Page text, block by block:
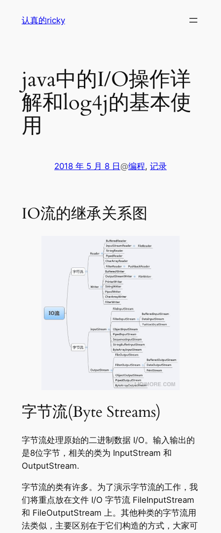
认真的ricky
java中的I/O操作详
解和log4j的基本使
用
2018 年 5 月 8 日 @编程, 记录
IO流的继承关系图
字节流(Byte Streams)
字节流处理原始的二进制数据 I/O。输入输出的
是8位字节，相关的类为 InputStream 和
OutputStream.
字节流的类有许多。为了演示字节流的工作，我
们将重点放在文件 I/O 字节流 FileInputStream
和 FileOutputStream 上。其他种类的字节流用
法类似，主要区别在于它们构造的方式，大家可